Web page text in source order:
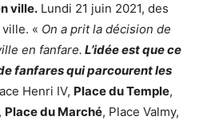
ville. Lundi 21 juin 2021, des
« On a prit la décision de
en fanfare. L’idée est que ce
fanfares qui parcourent les
Henri IV, Place du Temple,
Place du Marché, Place Valmy,